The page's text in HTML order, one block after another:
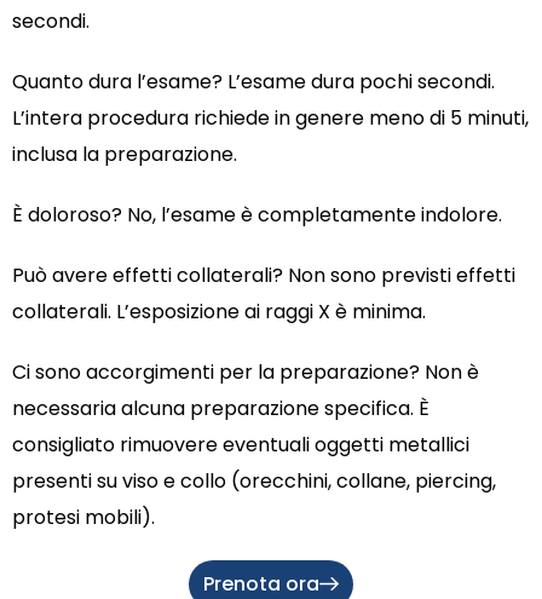
secondi.
Quanto dura l’esame? L’esame dura pochi secondi.
L’intera procedura richiede in genere meno di 5 minuti,
inclusa la preparazione.
È doloroso? No, l’esame è completamente indolore.
Può avere effetti collaterali? Non sono previsti effetti
collaterali. L’esposizione ai raggi X è minima.
Ci sono accorgimenti per la preparazione? Non è
necessaria alcuna preparazione specifica. È
consigliato rimuovere eventuali oggetti metallici
presenti su viso e collo (orecchini, collane, piercing,
protesi mobili).
Prenota ora